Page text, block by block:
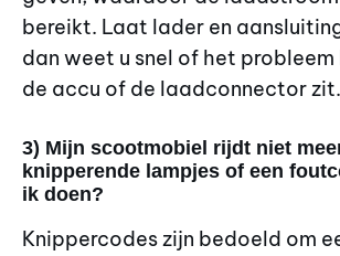
bereikt. Laat lader en
dan weet u snel of het
de accu of de laadconnector zit.
3) Mijn scootmobiel rijdt niet
knipperende lampjes of een
ik doen?
Knippercodes zijn bedoeld om